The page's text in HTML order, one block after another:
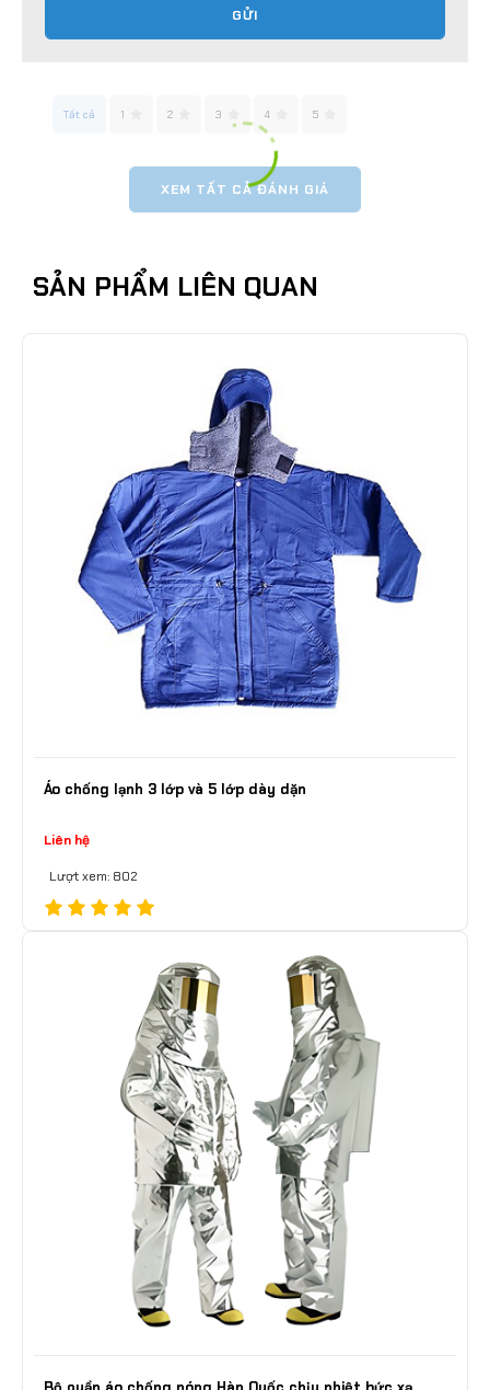
GỬI
Tất cả 1 2 3 4 5
XEM TẤT CẢ ĐÁNH GIÁ
SẢN PHẨM LIÊN QUAN
Áo chống lạnh 3 lớp và 5 lớp dày dặn
Liên hệ
Lượt xem: 802